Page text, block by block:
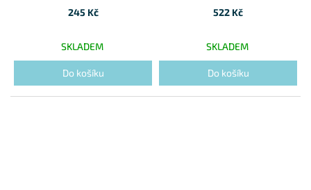
245 Kč
SKLADEM
Do košíku
522 Kč
SKLADEM
Do košíku